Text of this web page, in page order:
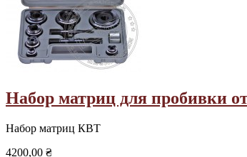
Набор матриц для пробивки
Набор матриц КВТ
4200,00 ₴